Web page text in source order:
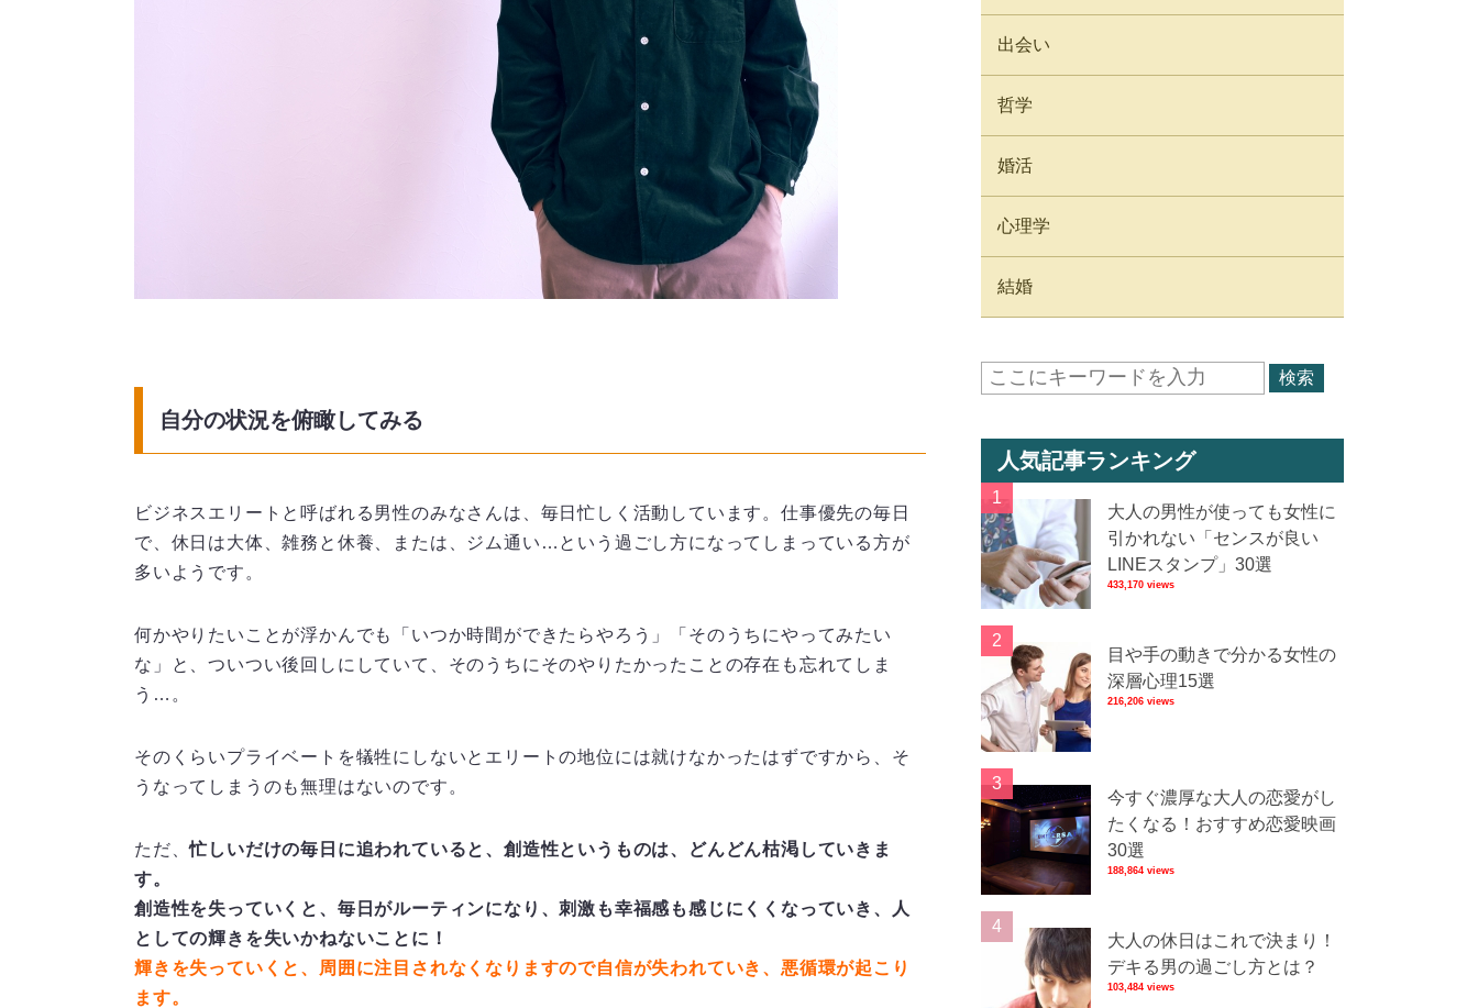
自分の状況を俯瞰してみる
ビジネスエリートと呼ばれる男性のみなさんは、毎日忙しく活動しています。仕事優先の毎日
で、休日は大体、雑務と休養、または、ジム通い…という過ごし方になってしまっている方が
多いようです。
何かやりたいことが浮かんでも「いつか時間ができたらやろう」「そのうちにやってみたい
な」と、ついつい後回しにしていて、そのうちにそのやりたかったことの存在も忘れてしま
う…。
そのくらいプライベートを犠牲にしないとエリートの地位には就けなかったはずですから、そ
うなってしまうのも無理はないのです。
ただ、忙しいだけの毎日に追われていると、創造性というものは、どんどん枯渇していきま
す。
創造性を失っていくと、毎日がルーティンになり、刺激も幸福感も感じにくくなっていき、人
としての輝きを失いかねないことに！
輝きを失っていくと、周囲に注目されなくなりますので自信が失われていき、悪循環が起こり
ます。
出会い
哲学
婚活
心理学
結婚
人気記事ランキング
大人の男性が使っても女性に
引かれない「センスが良い
LINEスタンプ」30選
433,170 views
目や手の動きで分かる女性の
深層心理15選
216,206 views
今すぐ濃厚な大人の恋愛がし
たくなる！おすすめ恋愛映画
30選
188,864 views
大人の休日はこれで決まり！
デキる男の過ごし方とは？
103,484 views